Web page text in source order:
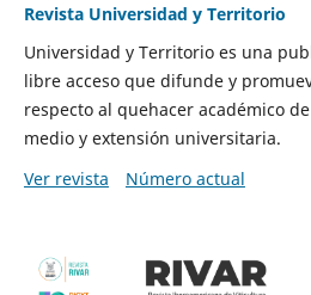
Revista Universidad y Territorio
Universidad y Territorio es una
libre acceso que difunde y
respecto al quehacer académico
medio y extensión universitaria.
Ver revista
Número actual